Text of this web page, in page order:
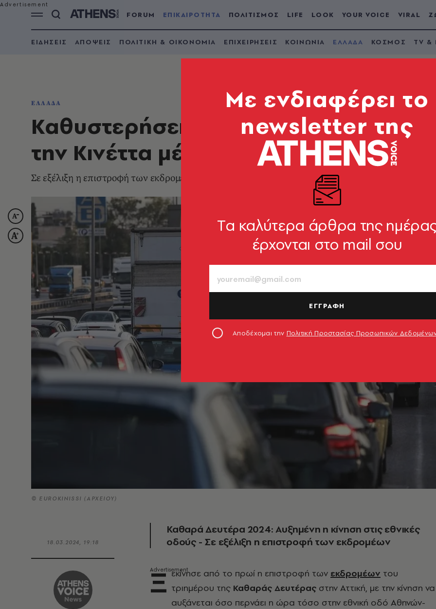
FORUM ΕΠΙΚΑΙΡΟΤΗΤΑ ΠΟΛΙΤΙΣΜΟΣ LIFE LOOK YOUR VOICE VIRAL
ΕΙΔΗΣΕΙΣ ΑΠΟΨΕΙΣ ΠΟΛΙΤΙΚΗ & ΟΙΚΟΝΟΜΙΑ ΕΠΙΧΕΙΡΗΣΕΙΣ ΚΟΙΝΩΝΙΑ ΕΛΛΑΔΑ ΚΟΣΜΟΣ TV &
ΕΛΛΑΔΑ
Καθυστερήσεις και αυξημένη κίνηση
την Κινέττα μέχρι τα Μέγαρα
Σε εξέλιξη η επιστροφή των εκδρομέων
© EUROKINISSI (ΑΡΧΕΙΟΥ)
18.03.2024, 19:18
Καθαρά Δευτέρα 2024: Αυξημένη η κίνηση στις εθνικές
οδούς - Σε εξέλιξη η επιστροφή των εκδρομέων
Ξ εκίνησε από το πρωί η επιστροφή των εκδρομέων του
τριημέρου της Καθαράς Δευτέρας στην Αττική, με την κίνηση να
αυξάνεται όσο περνάει η ώρα τόσο στην εθνική οδό Αθηνών-
Mε ενδιαφέρει το
newsletter της
Tα καλύτερα άρθρα της
έρχονται στο mail σου
ΕΓΓΡΑΦΗ
Αποδέχομαι την Πολιτική Προστασίας Προσωπικών